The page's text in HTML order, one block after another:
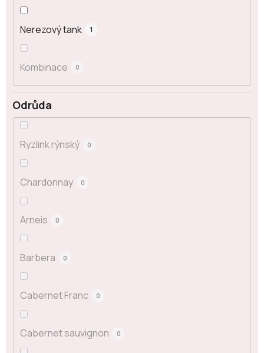
Odrůda
Ryzlink rýnský 0
Chardonnay 0
Arneis 0
Barbera 0
Cabernet Franc 0
Cabernet sauvignon 0
Nerezový tank 1
Kombinace 0